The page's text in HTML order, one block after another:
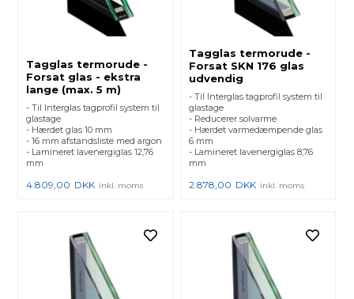
Tagglas termorude -
Forsat glas - ekstra
lange (max. 5 m)
- Til Interglas tagprofil system til
glastage
- Hærdet glas 10 mm
- 16 mm afstandsliste med argon
- Lamineret lavenergiglas 12,76
mm
4.809,00 DKK inkl. moms
Tagglas termorude -
Forsat SKN 176 glas
udvendig
- Til Interglas tagprofil system til
glastage
- Reducerer solvarme
- Hærdet varmedæmpende glas
6 mm
- Lamineret lavenergiglas 8,76
mm
2.878,00 DKK inkl. moms